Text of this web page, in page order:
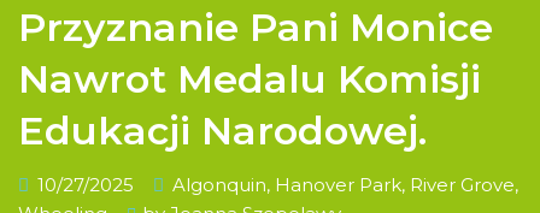
Przyznanie Pani Monice
Nawrot Medalu Komisji
Edukacji Narodowej.
10/27/2025 Algonquin, Hanover Park, River Grove,